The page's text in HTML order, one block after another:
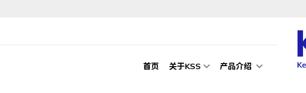
首页 关于KSS 产品介绍